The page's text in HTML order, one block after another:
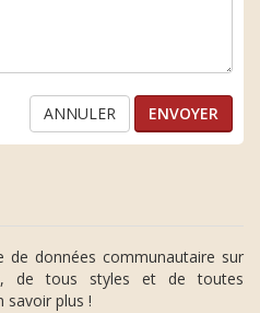
ANNULER
de données communautaire sur
de tous styles et de toutes
savoir plus !